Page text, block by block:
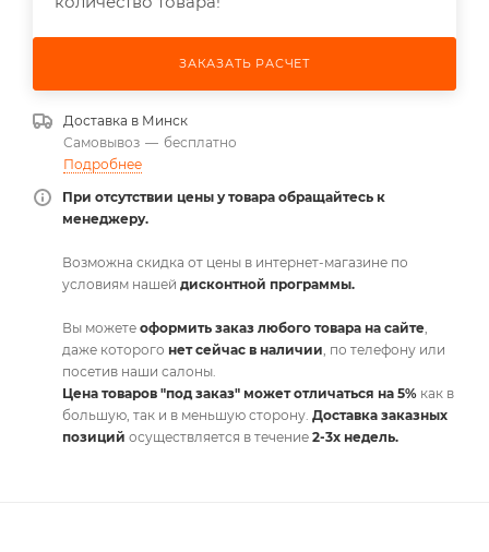
ЗАКАЗАТЬ РАСЧЕТ
Доставка в Минск
Самовывоз — бесплатно
Подробнее
При отсутствии цены у товара обращайтесь к
менеджеру.
Возможна скидка от цены в интернет-магазине по
условиям нашей дисконтной программы.
Вы можете оформить заказ любого товара на сайте,
даже которого нет сейчас в наличии, по телефону или
посетив наши салоны.
Цена товаров "под заказ" может отличаться на 5% как в
большую, так и в меньшую сторону. Доставка заказных
позиций осуществляется в течение 2-3х недель.